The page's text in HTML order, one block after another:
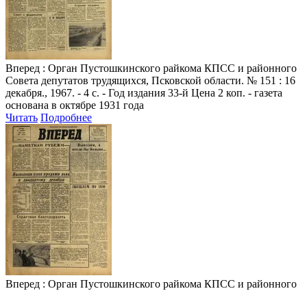
Вперед : Орган Пустошкинского райкома КПСС и районного
Совета депутатов трудящихся, Псковской области. № 151 : 16
декабря., 1967. - 4 с. - Год издания 33-й Цена 2 коп. - газета
основана в октябре 1931 года
Читать Подробнее
Вперед : Орган Пустошкинского райкома КПСС и районного